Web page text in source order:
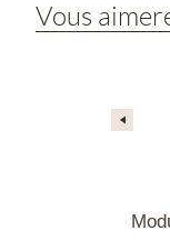
Vous